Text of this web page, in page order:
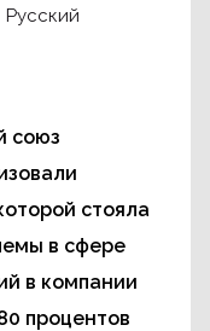
Русский
союз
стояла
в сфере
в компании
процентов